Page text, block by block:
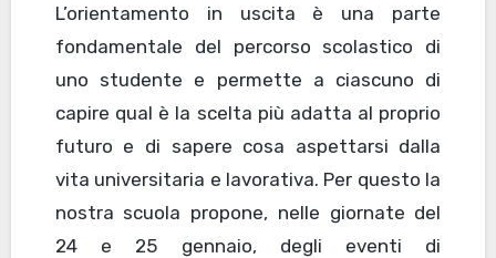
L’orientamento in uscita è una parte
fondamentale del percorso scolastico di
uno studente e permette a ciascuno di
capire qual è la scelta più adatta al proprio
futuro e di sapere cosa aspettarsi dalla
vita universitaria e lavorativa. Per questo la
nostra scuola propone, nelle giornate del
24 e 25 gennaio, degli eventi di